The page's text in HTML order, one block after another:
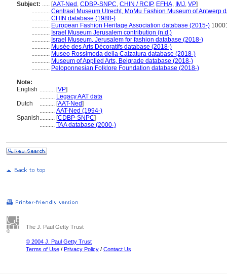
Subject: ..... [AAT-Ned , CDBP-SNPC, CHIN / RCIP, EFHA, IMJ, VP]
............ Centraal Museum Utrecht, MoMu Fashion Museum of Antwerp
............ CHIN database (1988-)
............ European Fashion Heritage Association database (2015-)
............ Israel Museum Jerusalem contribution (n.d.)
............ Israel Museum, Jerusalem for fashion database (2018-)
............ Musée des Arts Décoratifs database (2018-)
............ Museo Rossimoda della Calzatura database (2018-)
............ Museum of Applied Arts, Belgrade database (2018-)
............ Peloponnesian Folklore Foundation database (2018-)
Note:
English .......... [VP]
.......... Legacy AAT data
Dutch
.......... [AAT-Ned]
.......... AAT-Ned (1994-)
Spanish.......... [CDBP-SNPC]
.......... TAA database (2000-)
The J. Paul Getty Trust
© 2004 J. Paul Getty Trust
Terms of Use / Privacy Policy / Contact Us